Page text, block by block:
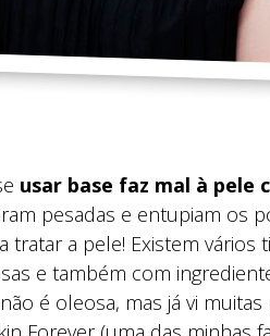
usar base faz mal à pele
pesadas e entupiam os
a pele! Existem vários
e também com
é oleosa, mas já vi